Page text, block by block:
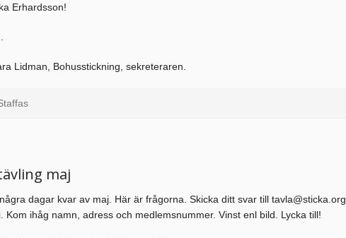
Erhardsson!
Lidman, Bohusstickning, sekreteraren.
maj
dagar kvar av maj. Här är frågorna. Skicka ditt svar till tavla@sticka.org
Kom ihåg namn, adress och medlemsnummer. Vinst enl bild. Lycka till!